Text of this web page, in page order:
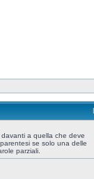
davanti a quella che deve
se solo una delle
parziali.